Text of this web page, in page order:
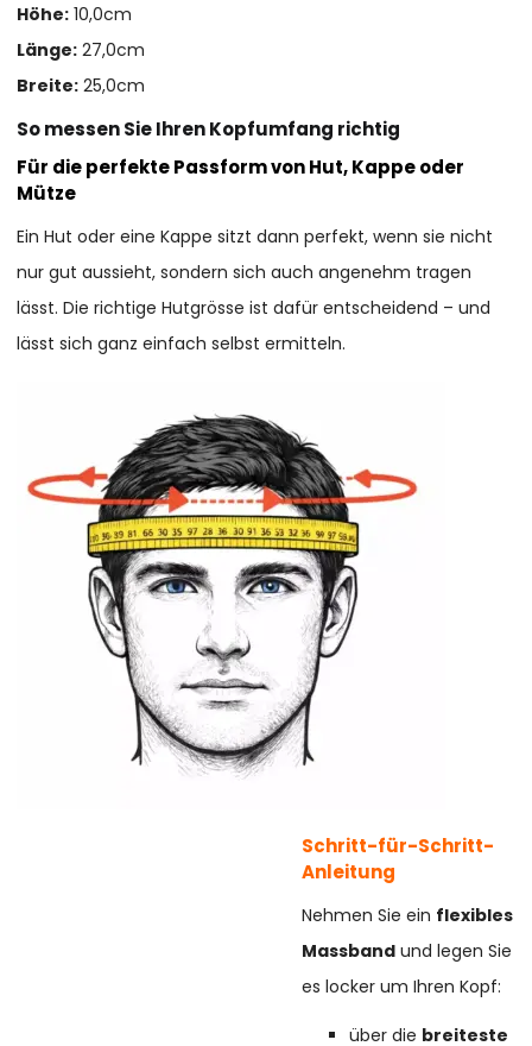
Höhe: 10,0cm
Länge: 27,0cm
Breite: 25,0cm
So messen Sie Ihren Kopfumfang richtig
Für die perfekte Passform von Hut, Kappe oder
Mütze
Ein Hut oder eine Kappe sitzt dann perfekt, wenn sie nicht
nur gut aussieht, sondern sich auch angenehm tragen
lässt. Die richtige Hutgrösse ist dafür entscheidend – und
lässt sich ganz einfach selbst ermitteln.
Schritt-für-Schritt-
Anleitung
Nehmen Sie ein flexibles
Massband und legen Sie
es locker um Ihren Kopf:
über die breiteste